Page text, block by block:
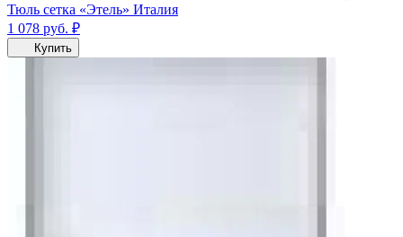
Тюль сетка «Этель» Италия
1 078 руб. ₽
Купить